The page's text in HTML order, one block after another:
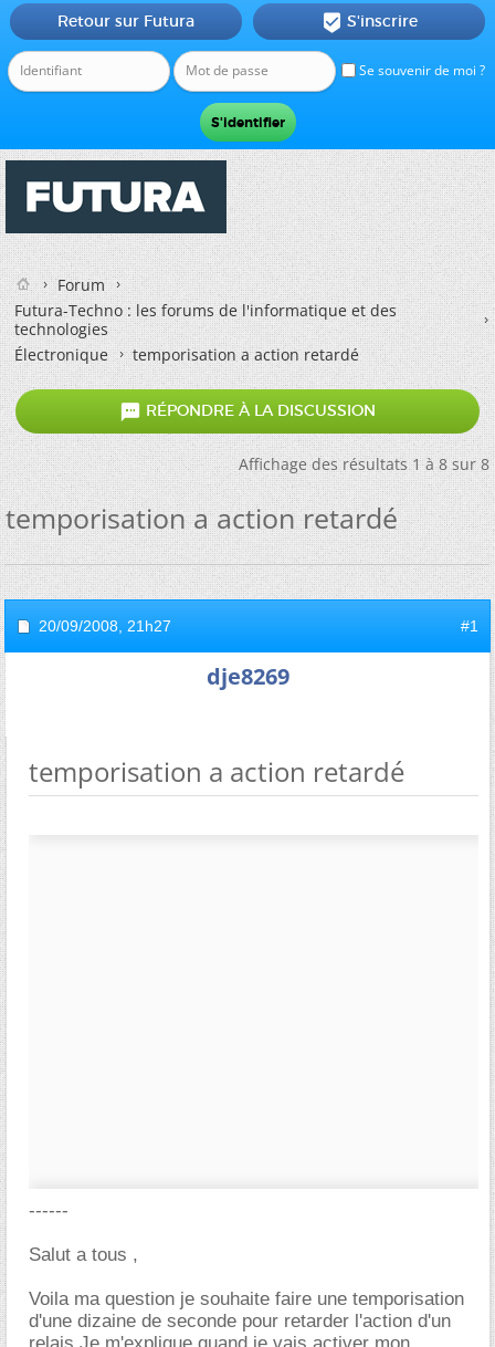
Se souvenir de moi ?
Retour sur Futura  S'inscrire
Forum
Futura-Techno : les forums de l'informatique et des
technologies
Électronique
temporisation a action retardé
 RÉPONDRE À LA DISCUSSION
Affichage des résultats 1 à 8 sur 8
temporisation a action retardé
20/09/2008, 21h27 #1
dje8269
temporisation a action retardé
------
Salut a tous ,
Voila ma question je souhaite faire une temporisation
d'une dizaine de seconde pour retarder l'action d'un